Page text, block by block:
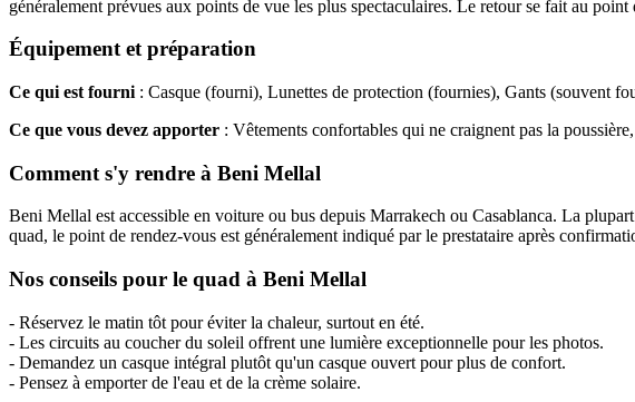
généralement prévues aux points de vue les plus spectaculaires. Le retour se fait au
Équipement et préparation
Ce qui est fourni : Casque (fourni), Lunettes de protection (fournies), Gants (souvent
Ce que vous devez apporter : Vêtements confortables qui ne craignent pas la
Comment s'y rendre à Beni Mellal
Beni Mellal est accessible en voiture ou bus depuis Marrakech ou Casablanca. La
quad, le point de rendez-vous est généralement indiqué par le prestataire après
Nos conseils pour le quad à Beni Mellal
- Réservez le matin tôt pour éviter la chaleur, surtout en été.
- Les circuits au coucher du soleil offrent une lumière exceptionnelle pour les photos.
- Demandez un casque intégral plutôt qu'un casque ouvert pour plus de confort.
- Pensez à emporter de l'eau et de la crème solaire.